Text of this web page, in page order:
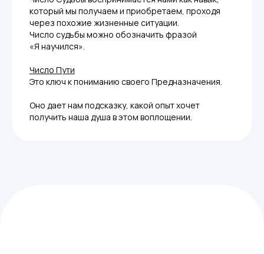
который мы получаем и приобретаем, проходя
через похожие жизненные ситуации.
Число судьбы можно обозначить фразой
«Я научился».
Число Пути
Это ключ к пониманию своего Предназначения.
Оно дает нам подсказку, какой опыт хочет
получить наша душа в этом воплощении.